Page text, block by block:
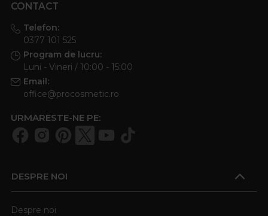
CONTACT
Telefon:
0377 101 525
Program de lucru:
Luni - Vineri / 10:00 - 15:00
Email:
office@procosmetic.ro
URMARESTE-NE PE:
DESPRE NOI
Despre noi